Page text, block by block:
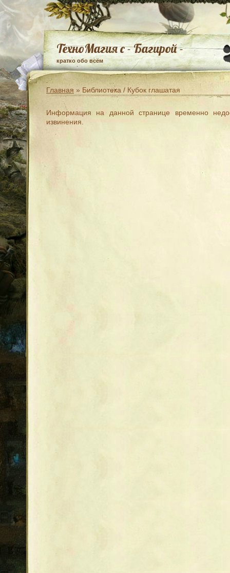
ТехноМагия с - Багирой -
кратко обо всём
Главная » Библиотека / Кубок глашатая
Информация на данной странице временно
извинения.